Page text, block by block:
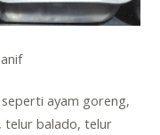
ayam goreng,
telur balado, telur